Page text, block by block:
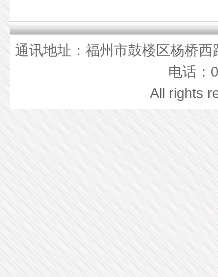
通讯地址：福州市鼓楼区杨桥
电话：
All rights